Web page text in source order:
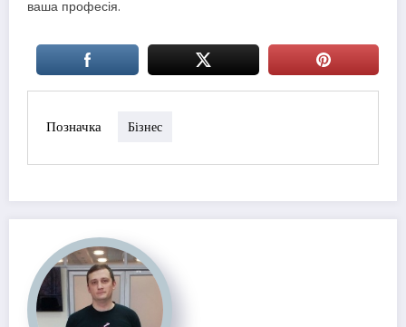
ваша професія.
Позначка Бізнес